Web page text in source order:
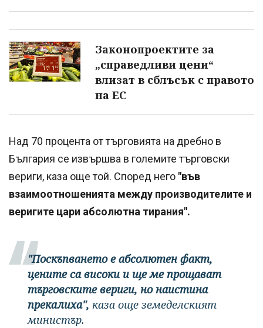
Законопроектите за
„справедливи цени“
влизат в сблъсък с правото
на ЕС
Над 70 процента от търговията на дребно в
България се извършва в големите търговски
вериги, каза още той. Според него "във
взаимоотношенията между производителите и
веригите цари абсолютна тирания".
"Поскъпването е абсолютен факт,
цените са високи и ще ме прощават
търговските вериги, но наистина
прекалиха", каза още земеделският
министър.